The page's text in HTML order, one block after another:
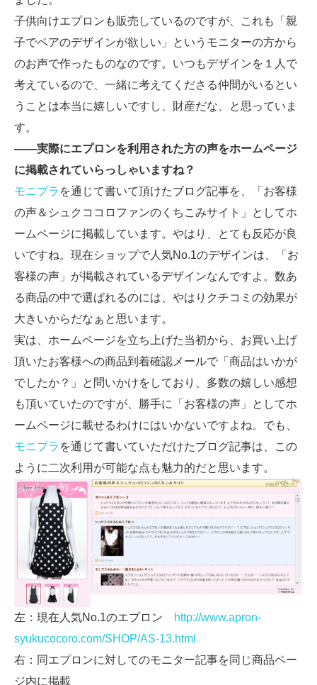
子供向けエプロンも販売しているのですが、これも「親
子でペアのデザインが欲しい」というモニターの方から
のお声で作ったものなのです。いつもデザインを１人で
考えているので、一緒に考えてくださる仲間がいるとい
うことは本当に嬉しいですし、財産だな、と思っていま
す。
――実際にエプロンを利用された方の声をホームページ
に掲載されていらっしゃいますね？
モニプラ を通じて書いて頂けたブログ記事を、「お客様
の声＆シュクココロファンのくちこみサイト」としてホ
ームページに掲載しています。やはり、とても反応が良
いですね。現在ショップで人気No.1のデザインは、「お
客様の声」が掲載されているデザインなんですよ。数あ
る商品の中で選ばれるのには、やはりクチコミの効果が
大きいからだなぁと思います。
実は、ホームページを立ち上げた当初から、お買い上げ
頂いたお客様への商品到着確認メールで「商品はいかが
でしたか？」と問いかけをしており、多数の嬉しい感想
も頂いていたのですが、勝手に「お客様の声」としてホ
ームページに載せるわけにはいかないですよね。でも、
モニプラ を通じて書いていただけたブログ記事は、この
ように二次利用が可能な点も魅力的だと思います。
左：現在人気No.1のエプロン
http://www.apron-
syukucocoro.com/SHOP/AS-13.html
右：同エプロンに対してのモニター記事を同じ商品ペー
ジ内に掲載